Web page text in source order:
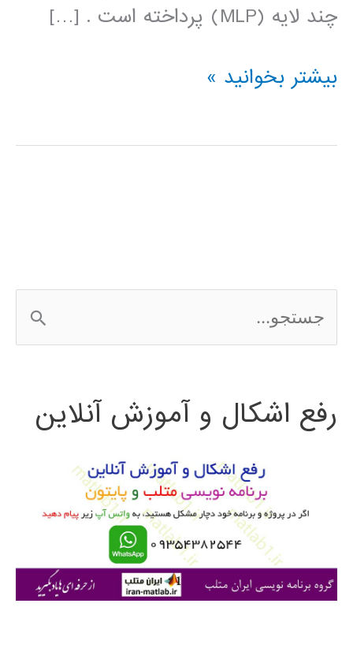
چند لایه (MLP) پرداخته است . […]
آموزش
ابزار
مثال
بیشتر بخوانید »
س
ج
ی
رفع اشکال و آموزش آنلاین